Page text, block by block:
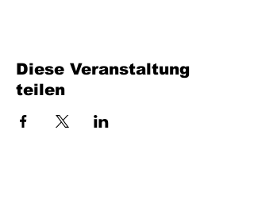
Diese Veranstaltung
teilen